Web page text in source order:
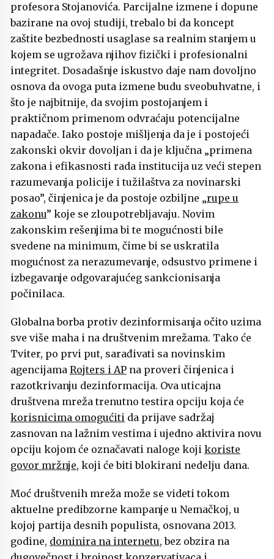
profesora Stojanovića. Parcijalne izmene i dopune
bazirane na ovoj studiji, trebalo bi da koncept
zaštite bezbednosti usaglase sa realnim stanjem u
kojem se ugrožava njihov fizički i profesionalni
integritet. Dosadašnje iskustvo daje nam dovoljno
osnova da ovoga puta izmene budu sveobuhvatne, i
što je najbitnije, da svojim postojanjem i
praktičnom primenom odvraćaju potencijalne
napadače. Iako postoje mišljenja da je i postojeći
zakonski okvir dovoljan i da je ključna „primena
zakona i efikasnosti rada institucija uz veći stepen
razumevanja policije i tužilaštva za novinarski
posao”, činjenica je da postoje ozbiljne „rupe u
zakonu” koje se zloupotrebljavaju. Novim
zakonskim rešenjima bi te mogućnosti bile
svedene na minimum, čime bi se uskratila
mogućnost za nerazumevanje, odsustvo primene i
izbegavanje odgovarajućeg sankcionisanja
počinilaca.
Globalna borba protiv dezinformisanja očito uzima
sve više maha i na društvenim mrežama. Tako će
Tviter, po prvi put, sarađivati sa novinskim
agencijama Rojters i AP na proveri činjenica i
razotkrivanju dezinformacija. Ova uticajna
društvena mreža trenutno testira opciju koja će
korisnicima omogućiti da prijave sadržaj
zasnovan na lažnim vestima i ujedno aktivira novu
opciju kojom će označavati naloge koji koriste
govor mržnje, koji će biti blokirani nedelju dana.
Moć društvenih mreža može se videti tokom
aktuelne predibzorne kampanje u Nemačkoj, u
kojoj partija desnih populista, osnovana 2013.
godine, dominira na internetu, bez obzira na